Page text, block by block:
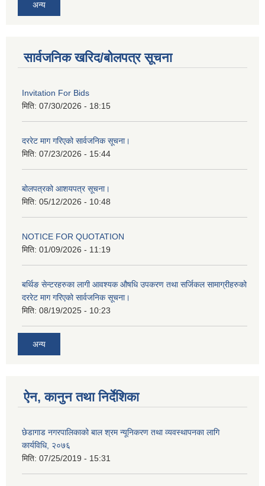
अन्य
सार्वजनिक खरिद/बोलपत्र सूचना
Invitation For Bids
मिति: 07/30/2026 - 18:15
दररेट माग गरिएको सार्वजनिक सूचना।
मिति: 07/23/2026 - 15:44
बोलपत्रको आशयपत्र सूचना।
मिति: 05/12/2026 - 10:48
NOTICE FOR QUOTATION
मिति: 01/09/2026 - 11:19
बर्थिङ सेन्टरहरुका लागी आवश्यक औषधि उपकरण तथा सर्जिकल सामाग्रीहरुको
दररेट माग गरिएको सार्वजनिक सूचना।
मिति: 08/19/2025 - 10:23
अन्य
ऐन, कानुन तथा निर्देशिका
छेडागाड नगरपालिकाको बाल श्रम न्यूनिकरण तथा व्यवस्थापनका लागि
कार्यविधि, २०७६
मिति: 07/25/2019 - 15:31